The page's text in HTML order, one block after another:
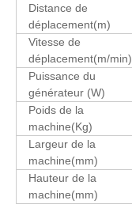
Distance de
déplacement(m)
Vitesse de
déplacement(m/min)
Puissance du
générateur (W)
Poids de la
machine(Kg)
Largeur de la
machine(mm)
Hauteur de la
machine(mm)